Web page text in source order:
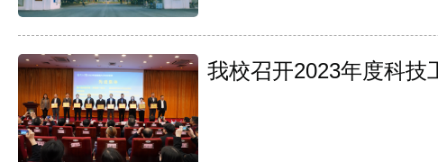
我校召开2023年度科技